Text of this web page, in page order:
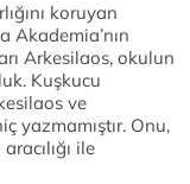
koruyan
Akademia’nın
Arkesilaos, okulun
Kuşkucu
ve
yazmamıştır. Onu,
ile